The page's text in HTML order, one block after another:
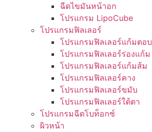
ฉีดไขมันหน้าอก
โปรแกรม LipoCube
โปรแกรมฟิลเลอร์
โปรแกรมฟิลเลอร์แก้มตอบ
โปรแกรมฟิลเลอร์ร่องแก้ม
โปรแกรมฟิลเลอร์แก้มส้ม
โปรแกรมฟิลเลอร์คาง
โปรแกรมฟิลเลอร์ขมับ
โปรแกรมฟิลเลอร์ใต้ตา
โปรแกรมฉีดโบท็อกซ์
ผิวหน้า